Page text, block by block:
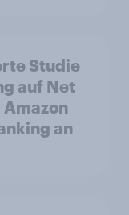
Studie
auf Net
an